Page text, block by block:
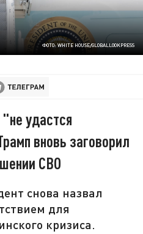
ФОТО: WHITE HOUSE/GLOBALLOOKPRESS
удастся
вновь заговорил
СВО
снова назвал
для
кризиса.